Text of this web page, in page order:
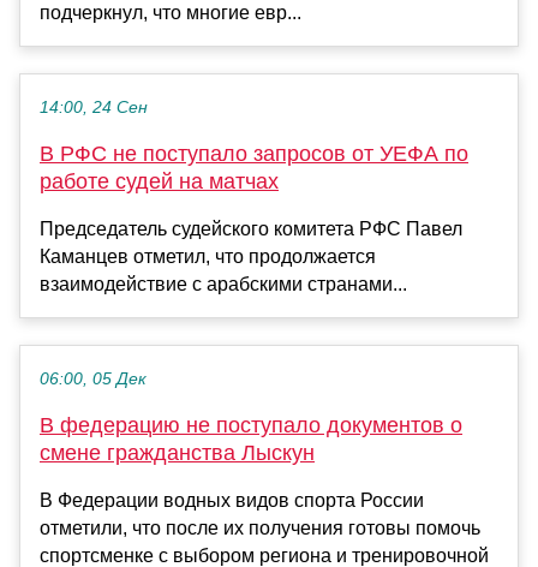
подчеркнул, что многие евр...
14:00, 24 Сен
В РФС не поступало запросов от УЕФА по
работе судей на матчах
Председатель судейского комитета РФС Павел
Каманцев отметил, что продолжается
взаимодействие с арабскими странами...
06:00, 05 Дек
В федерацию не поступало документов о
смене гражданства Лыскун
В Федерации водных видов спорта России
отметили, что после их получения готовы помочь
спортсменке с выбором региона и тренировочной